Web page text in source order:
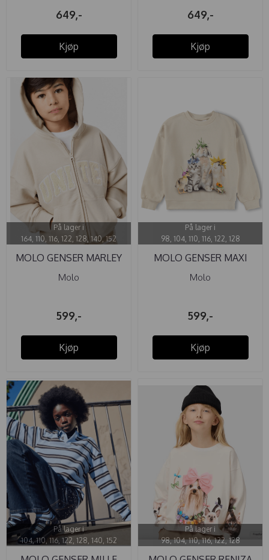
649,-
Kjøp
649,-
Kjøp
På lager i
164, 110, 116, 122, 128, 140, 152
MOLO GENSER MARLEY
SUMMER ...
Molo
599,-
Kjøp
På lager i
98, 104, 110, 116, 122, 128
MOLO GENSER MAXI
PHOTOBOOTH
Molo
599,-
Kjøp
På lager i
104, 110, 116, 122, 128, 140, 152
På lager i
98, 104, 110, 116, 122, 128